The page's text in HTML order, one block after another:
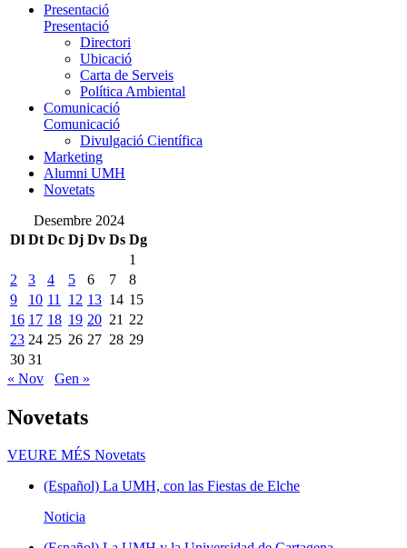
Presentació
Presentació
Directori
Ubicació
Carta de Serveis
Política Ambiental
Comunicació
Comunicació
Divulgació Científica
Marketing
Alumni UMH
Novetats
Desembre 2024
Dl Dt Dc Dj Dv Ds Dg
1
2
3 4 5 6 7
8
9
10 11 12 13 14 15
16 17 18 19 20 21 22
23 24 25 26 27 28 29
30 31
« Nov
Gen »
Novetats
VEURE MÉS Novetats
(Español) La UMH, con las Fiestas de Elche
Noticia